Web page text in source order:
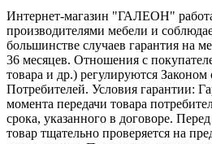
Интернет-магазин "ГАЛЕОН"
производителями мебели и
большинстве случаев гарантия на
36 месяцев. Отношения с
товара и др.) регулируются
Потребителей. Условия гарантии:
момента передачи товара
срока, указанного в договоре.
товар тщательно проверяется на